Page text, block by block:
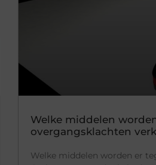
Welke middelen
overgangsklachten
Welke middelen worden er